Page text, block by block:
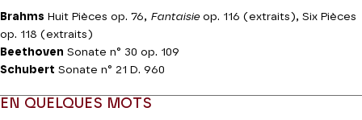
Brahms Huit Pièces op. 76, Fantaisieop. 116 (extraits), Six Pièces
op. 118 (extraits)
Beethoven Sonate n° 30 op. 109
Schubert Sonate n° 21 D. 960
EN QUELQUES MOTS